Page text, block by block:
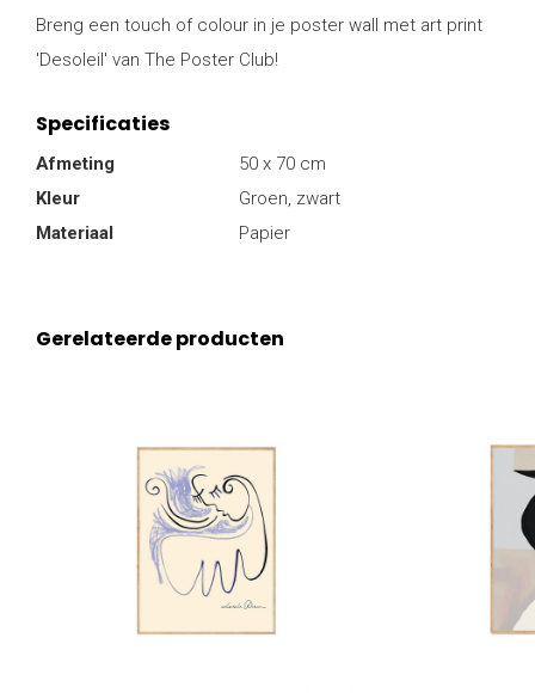
Breng een touch of colour in je poster wall met art print
'Desoleil' van The Poster Club!
Specificaties
Afmeting
50 x 70 cm
Kleur
Groen, zwart
Materiaal
Papier
Gerelateerde producten